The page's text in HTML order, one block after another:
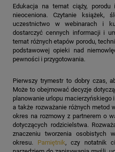
Edukacja na temat ciąży,
nieoceniona. Czytanie książek,
uczestnictwo w webinarach i
dostarczyć cennych informacji i
temat różnych etapów porodu,
podstawowej opieki nad
pewności i przygotowania.
Pierwszy trymestr to dobry czas,
Może to obejmować decyzje
planowanie urlopu macierzyńskiego
a także rozważanie różnych metod
okres na rozmowy z partnerem o
dotyczących rodzicielstwa.
znaczeniu tworzenia osobistych
okresu. Pamiętnik, czy notatnik